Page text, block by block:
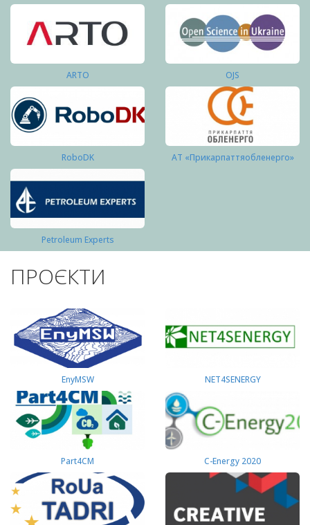
ARTO OJS
RoboDK АТ «Прикарпаттяобленерго»
Petroleum Experts
ПРОЄКТИ
EnyMSW NET4SENERGY
Part4СМ C-Energy 2020